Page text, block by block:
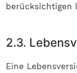
berücksichtigen
2.3.
Eine